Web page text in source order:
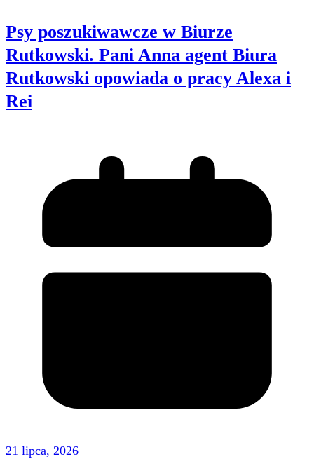
Psy poszukiwawcze w Biurze
Rutkowski. Pani Anna agent Biura
Rutkowski opowiada o pracy Alexa i
Rei
21 lipca, 2026